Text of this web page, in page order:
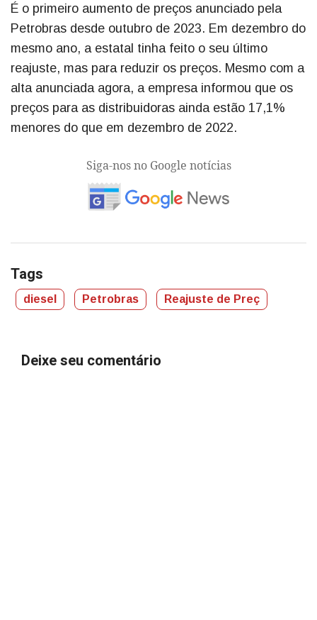
É o primeiro aumento de preços anunciado pela
Petrobras desde outubro de 2023. Em dezembro do
mesmo ano, a estatal tinha feito o seu último
reajuste, mas para reduzir os preços. Mesmo com a
alta anunciada agora, a empresa informou que os
preços para as distribuidoras ainda estão 17,1%
menores do que em dezembro de 2022.
Siga-nos no Google notícias
Tags
diesel Petrobras Reajuste de Preç
Deixe seu comentário